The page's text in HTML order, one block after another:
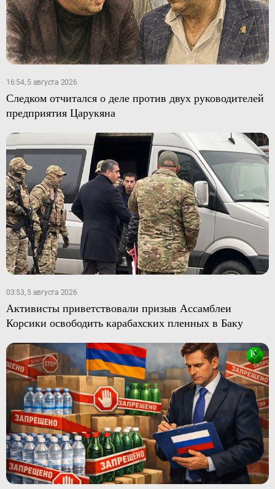
16:54, 5 августа 2026
Следком отчитался о деле против двух руководителей
предприятия Царукяна
03:53, 5 августа 2026
Активисты приветствовали призыв Ассамблеи
Корсики освободить карабахских пленных в Баку